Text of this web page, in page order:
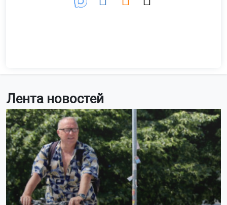
Лента новостей